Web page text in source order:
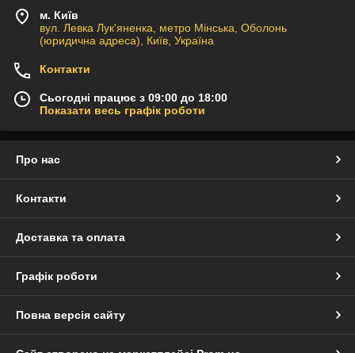
м. Київ
вул. Левка Лук'яненка, метро Мінська, Оболонь
(юридична адреса), Київ, Україна
Контакти
Сьогодні працює з 09:00 до 18:00
Показати весь графік роботи
Про нас
Контакти
Доставка та оплата
Графік роботи
Повна версія сайту